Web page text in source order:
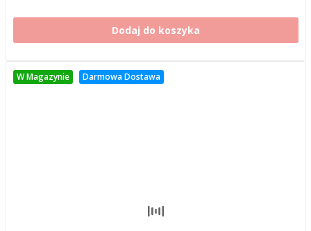
Dodaj do koszyka
W Magazynie Darmowa Dostawa